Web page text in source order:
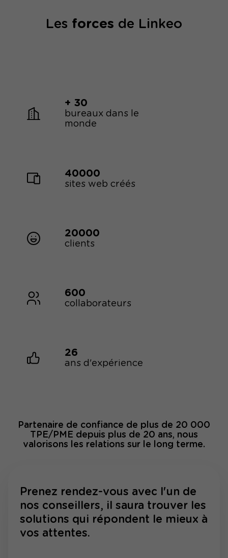
Les forces de Linkeo
+ 30
bureaux dans le
monde
40000
sites web créés
20000
clients
600
collaborateurs
26
ans d'expérience
Partenaire de confiance de plus de 20 000
TPE/PME depuis plus de 20 ans, nous
valorisons les relations sur le long terme.
Prenez rendez-vous avec l'un de
nos conseillers, il saura trouver les
solutions qui répondent le mieux à
vos attentes.